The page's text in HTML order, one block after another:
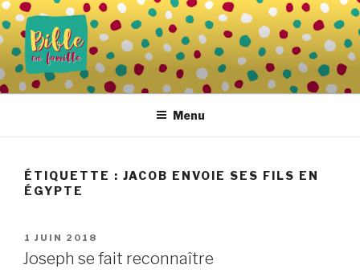
Aller
au
contenu
principal
BIBLE EN FAMILLE
Vivre la Parole de Dieu au quotidien
Menu
ÉTIQUETTE : JACOB ENVOIE SES FILS EN
ÉGYPTE
PUBLIÉ
LE
1 JUIN 2018
Joseph se fait reconnaître